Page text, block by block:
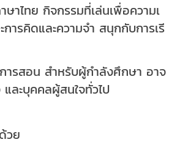
ษาไทย กิจกรรมที่เล่นเพื่อความเ
ารคิดและความจำ สนุกกับการเรี
การสอน สำหรับผู้กำลังศึกษา อาจ
ละบุคคลผู้สนใจทั่วไป
วย